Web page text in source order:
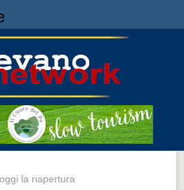
la riapertura